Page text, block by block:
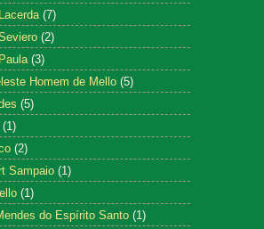
(7)
(2)
(3)
Homem de Mello (5)
(5)
(1)
(2)
Sampaio (1)
(1)
do Espírito Santo (1)